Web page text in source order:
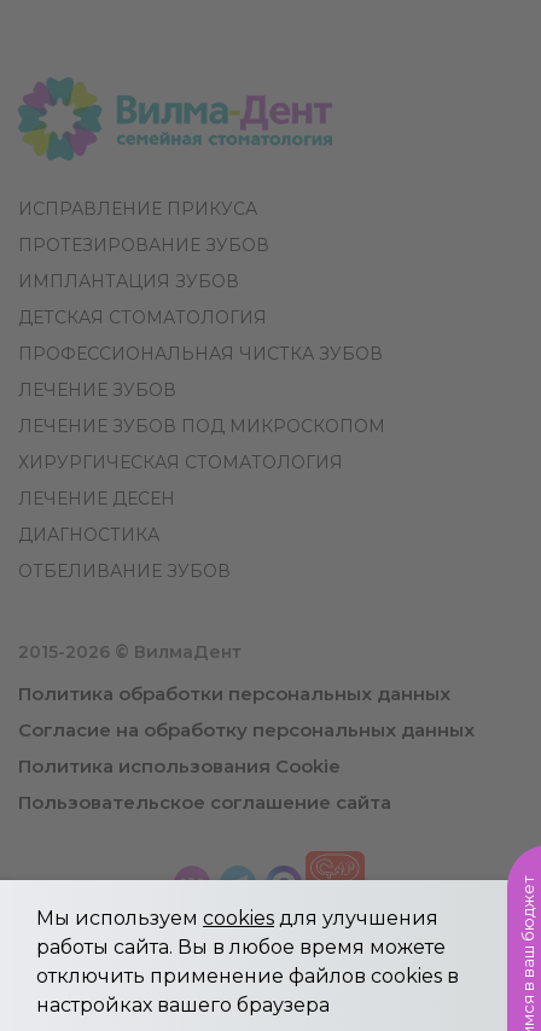
ИСПРАВЛЕНИЕ ПРИКУСА
ПРОТЕЗИРОВАНИЕ ЗУБОВ
ИМПЛАНТАЦИЯ ЗУБОВ
ДЕТСКАЯ СТОМАТОЛОГИЯ
ПРОФЕССИОНАЛЬНАЯ ЧИСТКА ЗУБОВ
ЛЕЧЕНИЕ ЗУБОВ
ЛЕЧЕНИЕ ЗУБОВ ПОД МИКРОСКОПОМ
ХИРУРГИЧЕСКАЯ СТОМАТОЛОГИЯ
ЛЕЧЕНИЕ ДЕСЕН
ДИАГНОСТИКА
ОТБЕЛИВАНИЕ ЗУБОВ
2015-2026 © ВилмаДент
Политика обработки персональных данных
Согласие на обработку персональных данных
Политика использования Cookie
Пользовательское соглашение сайта
Уложимся в ваш бюджет
Информация, указанная на сайте не является
публичной офертой.
Мы используем cookies для улучшения
работы сайта. Вы в любое время можете
отключить применение файлов cookies в
настройках вашего браузера